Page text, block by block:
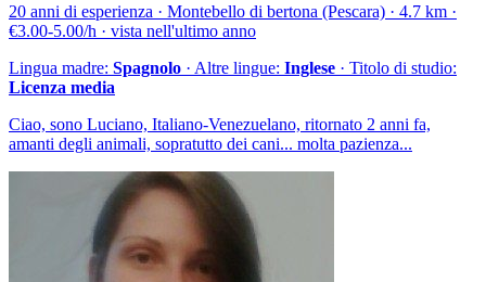
20 anni di esperienza · Montebello di bertona (Pescara) · 4.7 km ·
€3.00-5.00/h · vista nell'ultimo anno
Lingua madre: Spagnolo · Altre lingue: Inglese · Titolo di studio:
Licenza media
Ciao, sono Luciano, Italiano-Venezuelano, ritornato 2 anni fa,
amanti degli animali, sopratutto dei cani... molta pazienza...